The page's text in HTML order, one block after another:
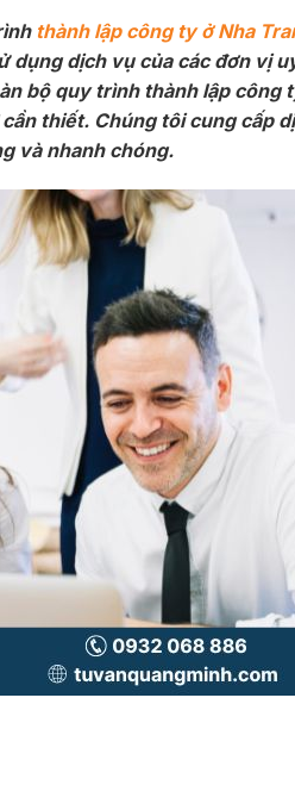
thành lập công ty ở Nha
dụng dịch vụ của các đơn vị
bộ quy trình thành lập công
thiết. Chúng tôi cung cấp
và nhanh chóng.